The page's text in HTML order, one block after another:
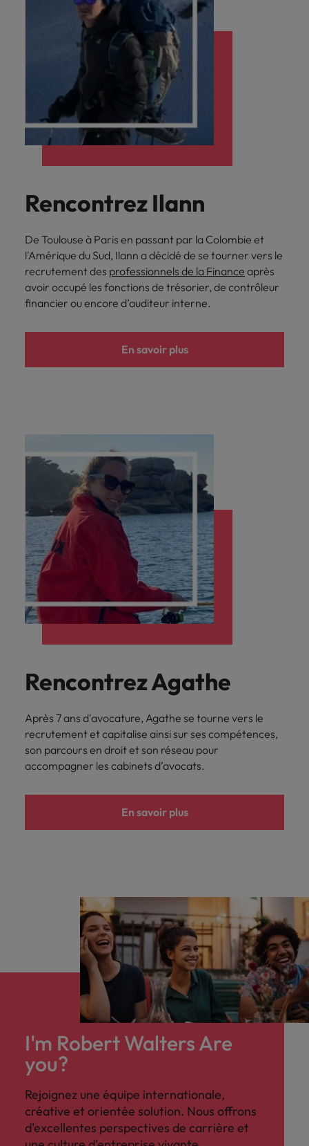
Rencontrez Ilann
De Toulouse à Paris en passant par la Colombie et
l'Amérique du Sud, Ilann a décidé de se tourner vers le
recrutement des professionnels de la Finance après
avoir occupé les fonctions de trésorier, de contrôleur
financier ou encore d’auditeur interne.
En savoir plus
Rencontrez Agathe
Après 7 ans d'avocature, Agathe se tourne vers le
recrutement et capitalise ainsi sur ses compétences,
son parcours en droit et son réseau pour
accompagner les cabinets d’avocats.
En savoir plus
I'm Robert Walters Are
you?
Rejoignez une équipe internationale,
créative et orientée solution. Nous offrons
d'excellentes perspectives de carrière et